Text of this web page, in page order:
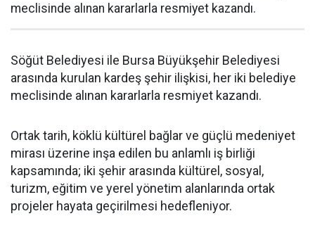
meclisinde alınan kararlarla resmiyet kazandı.
Söğüt Belediyesi ile Bursa Büyükşehir Belediyesi
arasında kurulan kardeş şehir ilişkisi, her iki belediye
meclisinde alınan kararlarla resmiyet kazandı.
Ortak tarih, köklü kültürel bağlar ve güçlü medeniyet
mirası üzerine inşa edilen bu anlamlı iş birliği
kapsamında; iki şehir arasında kültürel, sosyal,
turizm, eğitim ve yerel yönetim alanlarında ortak
projeler hayata geçirilmesi hedefleniyor.